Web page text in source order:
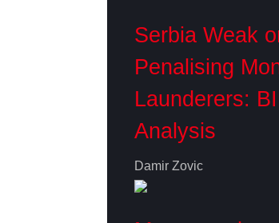
Serbia Weak
Penalising
Launderers:
Analysis
Damir Zovic